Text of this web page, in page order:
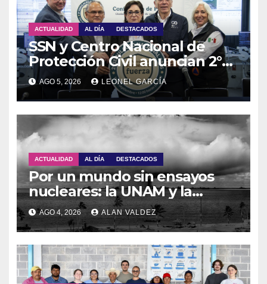
ACTUALIDAD AL DÍA DESTACADOS
SSN y Centro Nacional de
Protección Civil anuncian 2°
Simulacro Nacional 2026
AGO 5, 2026 LEONEL GARCÍA
ACTUALIDAD AL DÍA DESTACADOS
Por un mundo sin ensayos
nucleares: la UNAM y la
OTPCEN celebran 30 años de
colaboración
AGO 4, 2026 ALAN VALDEZ